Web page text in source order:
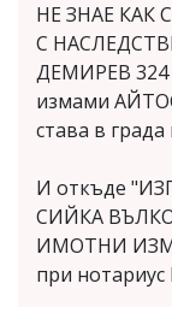
НЕ ЗНАЕ
С
ДЕМИРЕВ 324
измами
става в града
И откъде
СИЙКА
ИМОТНИ
при